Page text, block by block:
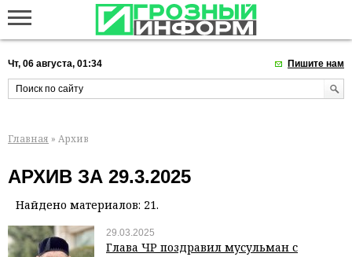
Чт, 06 августа, 01:34 Пишите нам
Главная » Архив
АРХИВ ЗА 29.3.2025
Найдено материалов: 21.
29.03.2025
Глава ЧР поздравил мусульман с